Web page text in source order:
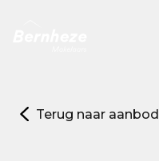
Terug naar aanbod